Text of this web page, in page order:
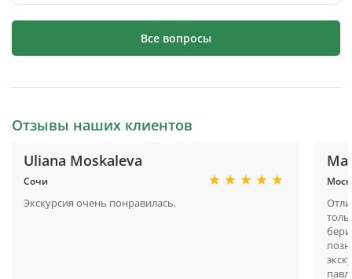
Все вопросы
Отзывы наших клиентов
Uliana Moskaleva
Сочи
Экскурсия очень понравилась.